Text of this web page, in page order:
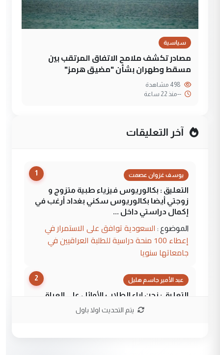
سياسية
مصادر تكشف ملامح الاتفاق المرتقب بين
مسقط وطهران بشأن "مضيق هرمز"
--منذ 22 ساعة
آخر التعليقات
1 يوسف غزوان عصمت
التعليق : بكالوريوس فيزياء طبية متزوج و
زوجتي أيضا بكالوريوس سكني بغداد أرغب في
إكمال دراستي داخل ...
الموضوع : السعودية توافق على الاستمرار في
إعطاء 100 منحة دراسية للطلبة العراقيين في
جامعاتها سنويا
2 عبد الأمير جاسم هليل
التعليق : نحن اباء الطلاب الأوائل على العراق
نتشرف بلقاء السيد احمد الصافي في العتبات
يتم التحديث اولا باول